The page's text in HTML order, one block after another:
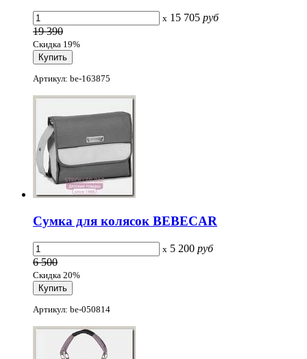
x 15 705 руб
19 390
Скидка 19%
Артикул: be-163875
Сумка для колясок BEBECAR
x 5 200 руб
6 500
Скидка 20%
Артикул: be-050814